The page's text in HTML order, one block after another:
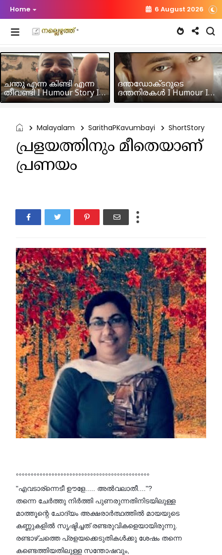
Home 6 August 2026
ചന്തു എന്ന കിണ്ടി എന്ന
തീവണ്ടി I Humour Story I
Rajeev Panicker
ദന്തഡോക്ടറുടെ
ദന്തനിരകൾ I Humour I
Hussain MK
Malayalam SarithaPKavumbayi ShortStory
പ്രളയത്തിനും മീതെയാണ്
പ്രണയം
°°°°°°°°°°°°°°°°°°°°°°°°°°°°°°°°°°°°°°°°°°°°°
"എവടാര്ന്നെടീ ഊളേ..... അൽവലാതീ...."?
തന്നെ ചേർത്തു നിർത്തി പുണരുന്നതിനിടയിലുള്ള
മാത്തൂന്റെ ചോദ്യം അക്ഷരാർത്ഥത്തിൽ മായയുടെ
കണ്ണുകളിൽ സൃഷ്ടിച്ചത് രണ്ടരുവികളെയായിരുന്നു.
രണ്ടാഴ്ചത്തെ പ്രളയക്കെടുതികൾക്കു ശേഷം തന്നെ
കണ്ടെത്തിയതിലുള്ള സന്തോഷവും,